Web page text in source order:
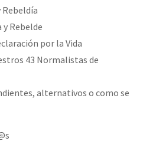
(Las poblaciones y
Rebeldía
y Rebelde
por la Vida
43 Normalistas de
alternativos o como se